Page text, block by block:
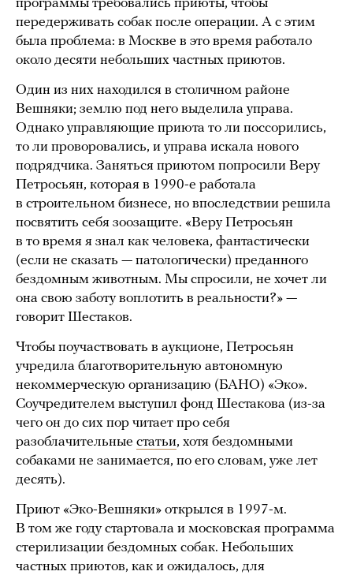
программы требовались приюты, чтобы
передерживать собак после операции. А с этим
была проблема: в Москве в это время работало
около десяти небольших частных приютов.
Один из них находился в столичном районе
Вешняки; землю под него выделила управа.
Однако управляющие приюта то ли поссорились,
то ли проворовались, и управа искала нового
подрядчика. Заняться приютом попросили Веру
Петросьян, которая в 1990-е работала
в строительном бизнесе, но впоследствии решила
посвятить себя зоозащите. «Веру Петросьян
в то время я знал как человека, фантастически
(если не сказать — патологически) преданного
бездомным животным. Мы спросили, не хочет ли
она свою заботу воплотить в реальности?» —
говорит Шестаков.
Чтобы поучаствовать в аукционе, Петросьян
учредила благотворительную автономную
некоммерческую организацию (БАНО) «Эко».
Соучредителем выступил фонд Шестакова (из-за
чего он до сих пор читает про себя
разоблачительные статьи, хотя бездомными
собаками не занимается, по его словам, уже лет
десять).
Приют «Эко-Вешняки» открылся в 1997-м.
В том же году стартовала и московская программа
стерилизации бездомных собак. Небольших
частных приютов, как и ожидалось, для